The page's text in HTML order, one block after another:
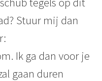
Stuur mij dan
Ik ga dan voor je
gaan duren